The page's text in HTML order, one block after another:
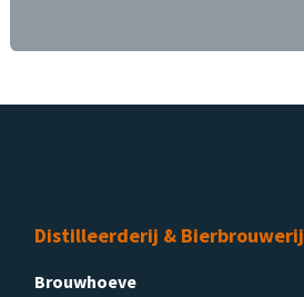
Distilleerderij & Bierbrouwerij
Brouwhoeve